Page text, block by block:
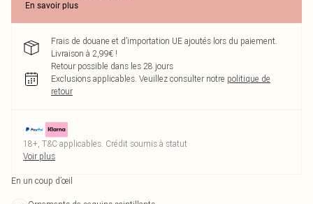
En savoir plus
Frais de douane et d’importation UE ajoutés lors du paiement.
Livraison à 2,99€ !
Retour possible dans les 28 jours
Exclusions applicables. Veuillez consulter notre politique de
retour
18+, T&C applicables. Crédit soumis à statut
Voir plus
En un coup d’œil